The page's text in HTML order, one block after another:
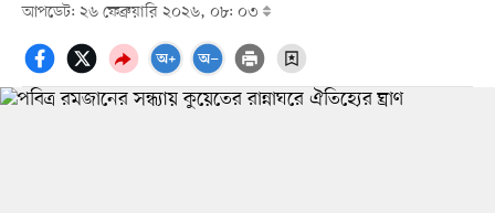
আপডেট: ২৬ ফেব্রুয়ারি ২০২৬, ০৮: ০৩